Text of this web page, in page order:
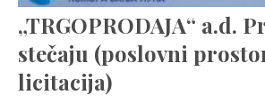
„TRGOPRODAJA“ a.d.
stečaju (poslovni
licitacija)